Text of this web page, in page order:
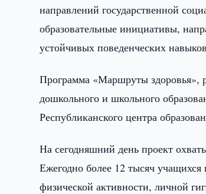
направлений государственной
образовательные инициативы,
устойчивых поведенческих
Программа «Маршруты здоровья»,
дошкольного и школьного
Республиканского центра
На сегодняшний день проект
Ежегодно более 12 тысяч
физической активности, личной